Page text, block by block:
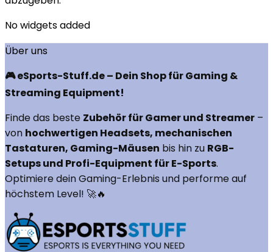
No widgets added
Über uns
🎮 eSports-Stuff.de – Dein Shop für Gaming &
Streaming Equipment!
Finde das beste Zubehör für Gamer und Streamer –
von hochwertigen Headsets, mechanischen
Tastaturen, Gaming-Mäusen bis hin zu RGB-
Setups und Profi-Equipment für E-Sports.
Optimiere dein Gaming-Erlebnis und performe auf
höchstem Level! 🚀🔥